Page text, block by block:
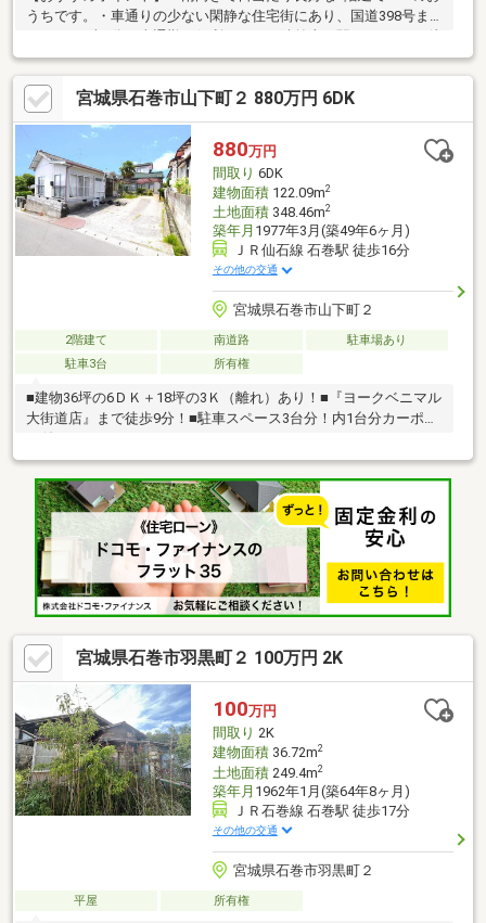
うちです。・車通りの少ない閑静な住宅街にあり、国道398号ま
歩7分）・石巻駅まで1100m（徒歩14分）アクセス良好です。
【周辺施設】・ファミリーマート石巻新橋店様まで400m（徒歩5
分）・ウジエスーパー石巻山下店まで550m（徒歩7分）・薬王堂
石巻末広店様まで850m（徒歩11分）・イオン石巻駅前店様まで
1000m（徒歩13分）・イオンモール石巻様まで3000m（車6分）
宮城県石巻市山下町２ 880万円 6DK
880万円
間取り 6DK
建物面積122.09m2
土地面積348.46m2
築年月 1977年3月(築49年6ヶ月)
ＪＲ仙石線 石巻駅 徒歩16分
その他の交通
宮城県石巻市山下町２
2階建て 南道路
駐車場あり
駐車3台
所有権
■建物36坪の6ＤＫ＋18坪の3Ｋ（離れ）あり！■『ヨークベニマル
大街道店』まで徒歩9分！■駐車スペース3台分！内1台分カーポー
宮城県石巻市羽黒町２ 100万円 2K
100万円
間取り 2K
建物面積36.72m2
土地面積249.4m2
築年月 1962年1月(築64年8ヶ月)
ＪＲ石巻線 石巻駅 徒歩17分
その他の交通
宮城県石巻市羽黒町２
平屋 所有権